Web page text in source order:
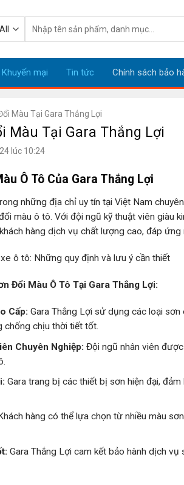
kiếm:
Khuyến mại Tin tức Chính sách bảo
Màu Tại Gara Thắng Lợi
Màu Tại Gara Thắng Lợi
lúc 10:24
Ô Tô Của Gara Thắng Lợi
những địa chỉ uy tín tại Việt Nam
màu ô tô. Với đội ngũ kỹ thuật viên giàu
hàng dịch vụ chất lượng cao, đáp ứng
Đổi Màu Ô Tô Tại Gara Thắng Lợi:
Cấp: Gara Thắng Lợi sử dụng các loại
chống chịu thời tiết tốt.
Chuyên Nghiệp: Đội ngũ nhân viên
Gara trang bị các thiết bị sơn hiện đại,
Khách hàng có thể lựa chọn từ nhiều màu
Gara Thắng Lợi cam kết bảo hành dịch